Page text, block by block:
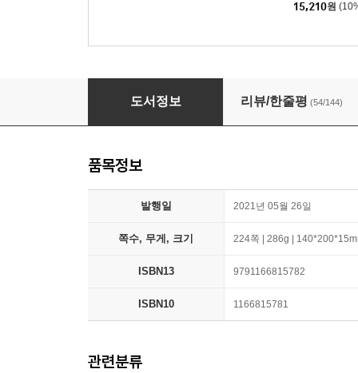
15,210원
하버드 회복탄력성 수업
도서정보 리뷰/한줄평 (54/144)
품목정보
발행일 2021년 05월 26일
쪽수, 무게, 크기 224쪽 | 286g |
ISBN13 9791166815782
ISBN10 1166815781
관련분류